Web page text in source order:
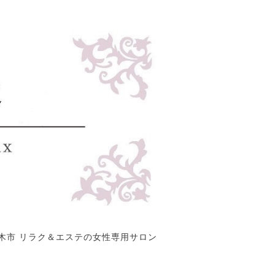
市 リラク＆エステの女性専用サロン